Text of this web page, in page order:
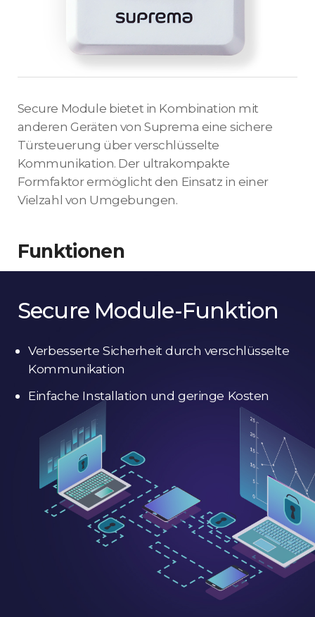
Secure Module bietet in Kombination mit
anderen Geräten von Suprema eine sichere
Türsteuerung über verschlüsselte
Kommunikation. Der ultrakompakte
Formfaktor ermöglicht den Einsatz in einer
Vielzahl von Umgebungen.
Funktionen
Secure Module-Funktion
Verbesserte Sicherheit durch verschlüsselte
Kommunikation
Einfache Installation und geringe Kosten